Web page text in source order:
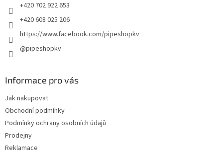
+420 702 922 653
+420 608 025 206
https://www.facebook.com/pipeshopkv
@pipeshopkv
Informace pro vás
Jak nakupovat
Obchodní podmínky
Podmínky ochrany osobních údajů
Prodejny
Reklamace